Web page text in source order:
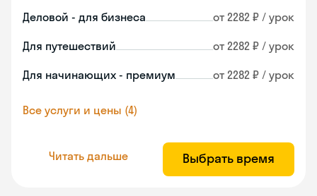
Деловой - для бизнеса от 2282 ₽ / урок
Для путешествий от 2282 ₽ / урок
Для начинающих - премиум от 2282 ₽ / урок
Все услуги и цены (4)
Читать дальше Выбрать время